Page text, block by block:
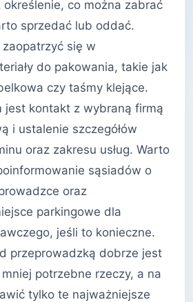
co można zabrać
sprzedać lub oddać.
się w
do pakowania, takie jak
czy taśmy klejące.
jest kontakt z wybraną firmą
i ustalenie szczegółów
oraz zakresu usług. Warto
sąsiadów o
oraz
parkingowe dla
jeśli to konieczne.
przeprowadzką dobrze jest
potrzebne rzeczy, a na
tylko te najważniejsze